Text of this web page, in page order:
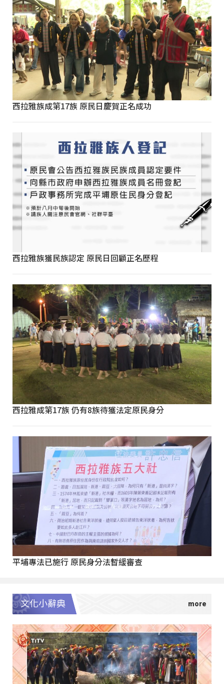
西拉雅族成第17族 原民日慶賀正名成功
西拉雅族獲民族認定 原民日回顧正名歷程
西拉雅成第17族 仍有8族待獲法定原民身分
平埔專法已施行 原民身分法暫緩審查
文化小辭典